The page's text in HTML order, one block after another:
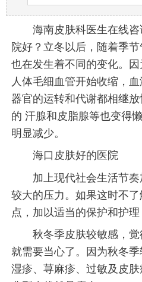
海南皮肤科医生在线咨
院好？立冬以后，随着季
也在发生着不同的变化。
人体毛细血管开始收缩，
器官的运转和代谢都相继
的 汗腺和皮脂腺等也变得
明显减少。
海口皮肤好的医院
加上现代社会生活节奏
较大的压力。如果这时不
点，加以适当的保护和护理
秋冬季皮肤较敏感，觉
就需要当心了。因为秋冬
湿疹、荨麻疹、过敏及皮